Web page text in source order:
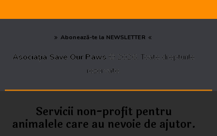
Abonează-te la NEWSLETTER
Asociația Save Our Paws © 2026. Toate drepturile
rezervate.
Servicii non-profit pentru
animalele care au nevoie de ajutor.